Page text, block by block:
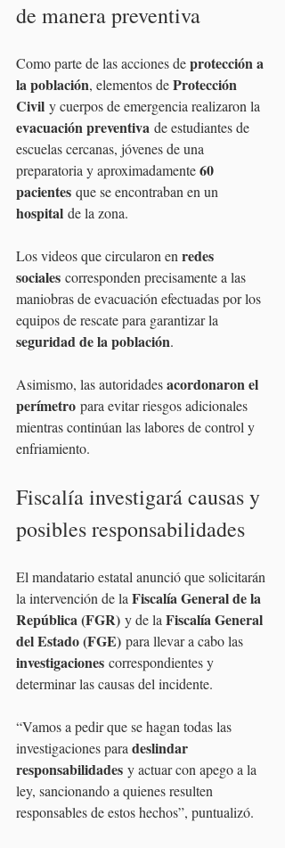
de manera preventiva
Como parte de las acciones de protección a
la población, elementos de Protección
Civil y cuerpos de emergencia realizaron la
evacuación preventiva de estudiantes de
escuelas cercanas, jóvenes de una
preparatoria y aproximadamente 60
pacientes que se encontraban en un
hospital de la zona.
Los videos que circularon en redes
sociales corresponden precisamente a las
maniobras de evacuación efectuadas por los
equipos de rescate para garantizar la
seguridad de la población.
Asimismo, las autoridades acordonaron el
perímetro para evitar riesgos adicionales
mientras continúan las labores de control y
enfriamiento.
Fiscalía investigará causas y
posibles responsabilidades
El mandatario estatal anunció que solicitarán
la intervención de la Fiscalía General de la
República (FGR) y de la Fiscalía General
del Estado (FGE) para llevar a cabo las
investigaciones correspondientes y
determinar las causas del incidente.
“Vamos a pedir que se hagan todas las
investigaciones para deslindar
responsabilidades y actuar con apego a la
ley, sancionando a quienes resulten
responsables de estos hechos”, puntualizó.